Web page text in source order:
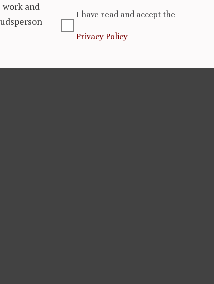
work and
I have read and accept the
Privacy Policy